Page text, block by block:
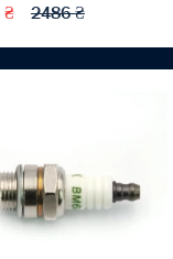
₴ 2486 ₴